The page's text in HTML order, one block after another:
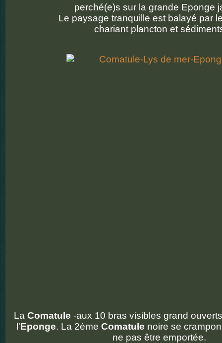
perché(e)s sur la grande Eponge
Le paysage tranquille est balayé par
chariant plancton et
La Comatule -aux 10 bras visibles grand
l'Eponge. La 2ème Comatule noire se
ne pas être emportée.